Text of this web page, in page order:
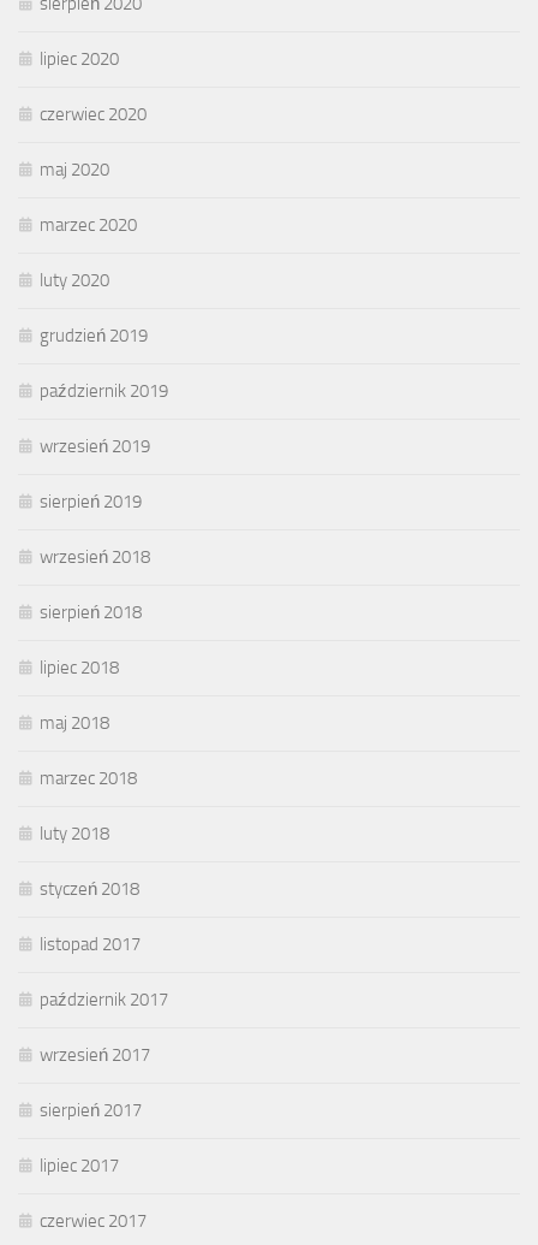
lipiec 2020
czerwiec 2020
maj 2020
marzec 2020
luty 2020
grudzień 2019
październik 2019
wrzesień 2019
sierpień 2019
wrzesień 2018
sierpień 2018
lipiec 2018
maj 2018
marzec 2018
luty 2018
styczeń 2018
listopad 2017
październik 2017
wrzesień 2017
sierpień 2017
lipiec 2017
czerwiec 2017